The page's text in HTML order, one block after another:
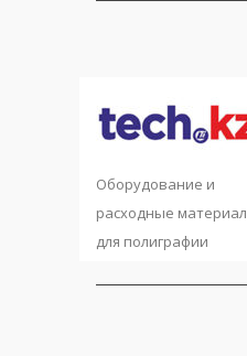
Оборудование и
расходные
для полиграфии